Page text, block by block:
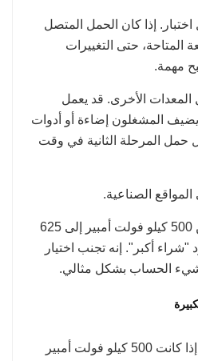
إذا كان الحمل المتصل
حتى التغييرات
مهمة.
المعدات الأخرى. قد يعمل
المشغلون إضاءة أو أدوات
حمل المرحلة الثانية في وقت
الصناعية.
في هذه الحالة، الانتقال من 500 كيلو فولت أمبير إلى 625
أكبر". إنه تجنب اختيار
الحساب بشكل مثالي.
غالبا ما تقرر المحركات ما إذا كانت 500 كيلو فولت أمبير